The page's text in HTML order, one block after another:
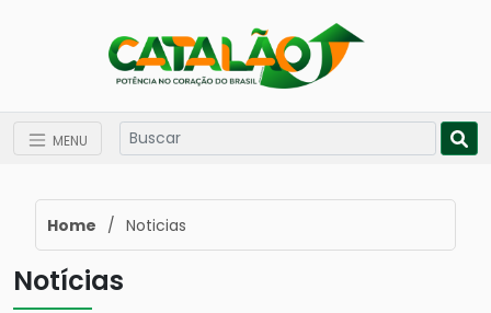
MENU
Home / Noticias
Notícias